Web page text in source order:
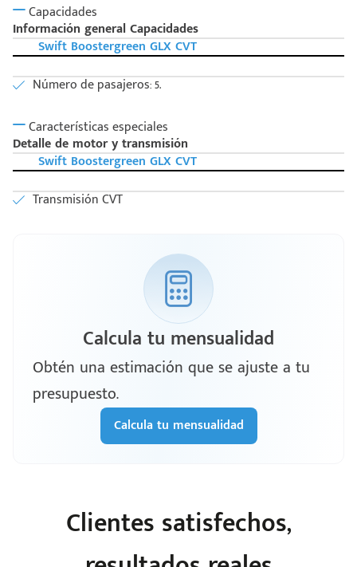
Capacidades
Información general Capacidades
Swift Boostergreen GLX CVT
Número de pasajeros: 5.
Características especiales
Detalle de motor y transmisión
Swift Boostergreen GLX CVT
Transmisión CVT
Calcula tu mensualidad
Obtén una estimación que se ajuste a tu
presupuesto.
Calcula tu mensualidad
Clientes satisfechos,